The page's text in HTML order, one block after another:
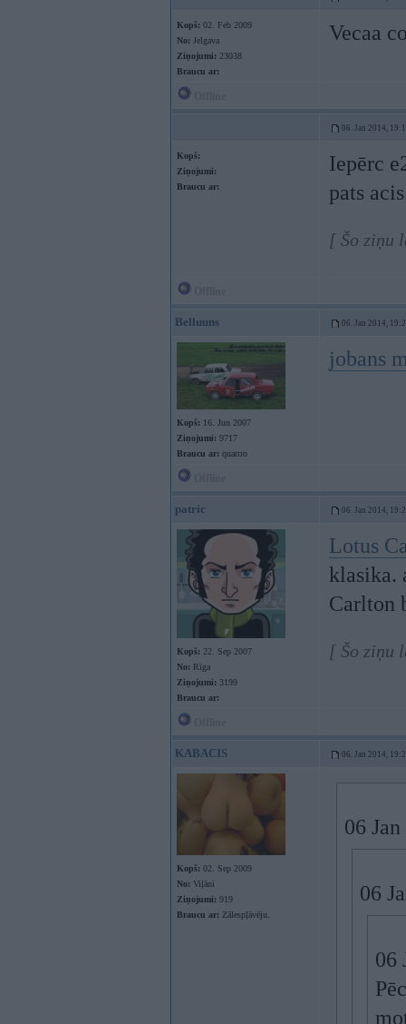
Kopš: 02. Feb 2009
No: Jelgava
Ziņojumi: 23038
Braucu ar:
Vecaa
06. Jan 2014,
Kopš:
Ziņojumi:
Braucu ar:
Iepērc
pats
[ Šo ziņu
Belluuns 06. Jan 2014,
Kopš: 16. Jun 2007
Ziņojumi: 9717
Braucu ar: quattro
jobans
patric 06. Jan 2014,
Kopš: 22. Sep 2007
No: Rīga
Ziņojumi: 3199
Braucu ar:
Lotus
klasika.
Carlton
[ Šo ziņu
KABACIS 06. Jan 2014,
Kopš: 02. Sep 2009
No: Viļāni
Ziņojumi: 919
Braucu ar: Zālespļāvēju.
06
06
06